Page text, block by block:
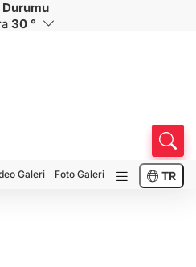
CHF
59,0083
Durumu
30 °
Galeri Foto Galeri TR